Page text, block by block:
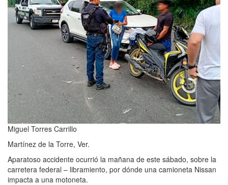
Miguel Torres Carrillo
Martínez de la Torre, Ver.
Aparatoso accidente ocurrió la mañana de este sábado, sobre la
carretera federal – libramiento, por dónde una camioneta Nissan
impacta a una motoneta.